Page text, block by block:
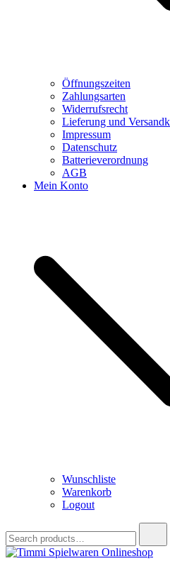
Öffnungszeiten
Zahlungsarten
Widerrufsrecht
Lieferung und
Impressum
Datenschutz
Batterieverordnung
AGB
Mein Konto
Wunschliste
Warenkorb
Logout
for: